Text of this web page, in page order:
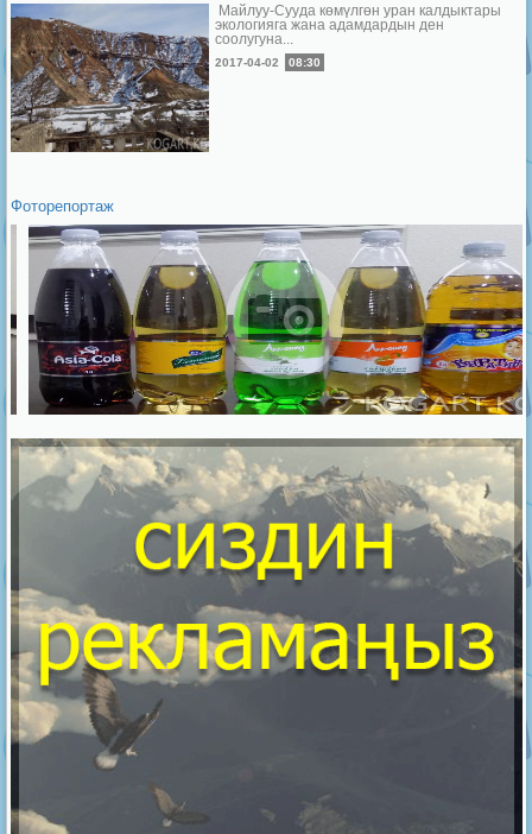
Майлуу-Сууда көмүлгөн уран калдыктары
экологияга жана адамдардын ден
соолугуна...
2017-04-02 08:30
Фоторепортаж